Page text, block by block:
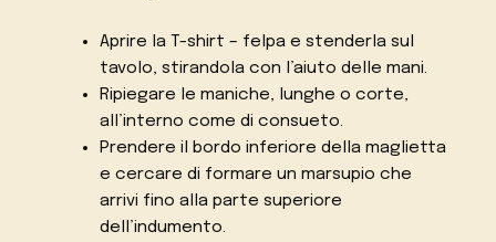
Aprire la T-shirt – felpa e stenderla sul
tavolo, stirandola con l’aiuto delle mani.
Ripiegare le maniche, lunghe o corte,
all’interno come di consueto.
Prendere il bordo inferiore della maglietta
e cercare di formare un marsupio che
arrivi fino alla parte superiore
dell’indumento.